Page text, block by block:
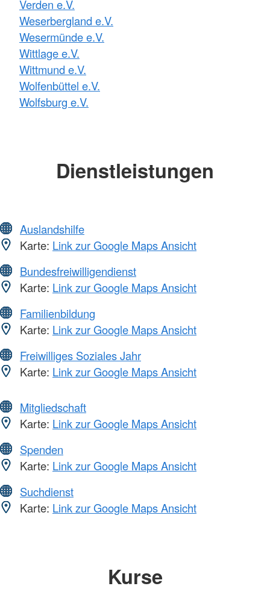
Verden e.V.
Weserbergland e.V.
Wesermünde e.V.
Wittlage e.V.
Wittmund e.V.
Wolfenbüttel e.V.
Wolfsburg e.V.
Dienstleistungen
Auslandshilfe
Karte: Link zur Google Maps Ansicht
Bundesfreiwilligendienst
Karte: Link zur Google Maps Ansicht
Familienbildung
Karte: Link zur Google Maps Ansicht
Freiwilliges Soziales Jahr
Karte: Link zur Google Maps Ansicht
Mitgliedschaft
Karte: Link zur Google Maps Ansicht
Spenden
Karte: Link zur Google Maps Ansicht
Suchdienst
Karte: Link zur Google Maps Ansicht
Kurse